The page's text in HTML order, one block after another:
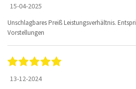
15-04-2025
Unschlagbares Preiß Leistungsverhältnis.
Vorstellungen
13-12-2024